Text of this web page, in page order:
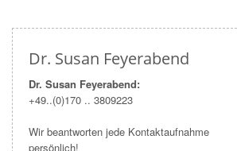
Dr. Susan Feyerabend
Dr. Susan Feyerabend:
+49..(0)170 .. 3809223
Wir beantworten jede Kontaktaufnahme
persönlich!